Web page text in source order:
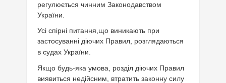
регулюється чинним Законодавством
України.
Усі спірні питання,що виникають при
застосуванні діючих Правил, розглядаються
в судах України.
Якщо будь-яка умова, розділ діючих Правил
виявиться недійсним, втратить законну силу